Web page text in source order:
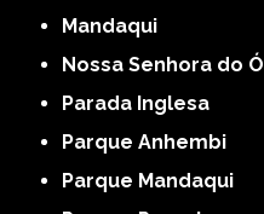
Mandaqui
Nossa Senhora do Ó
Parada Inglesa
Parque Anhembi
Parque Mandaqui